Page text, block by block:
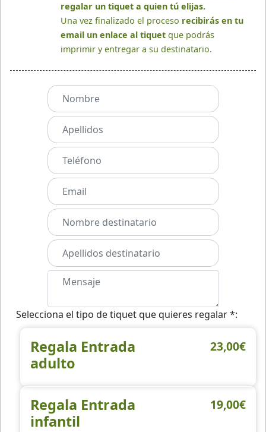
regalar un tiquet a quien tú elijas.
Una vez finalizado el proceso recibirás en tu
email un enlace al tiquet que podrás
imprimir y entregar a su destinatario.
Selecciona el tipo de tiquet que quieres regalar *:
Regala Entrada
adulto
23,00€
Regala Entrada
infantil
19,00€